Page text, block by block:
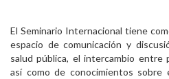
El Seminario Internacional tiene
espacio de comunicación y
salud pública, el intercambio entre
así como de conocimientos sobre